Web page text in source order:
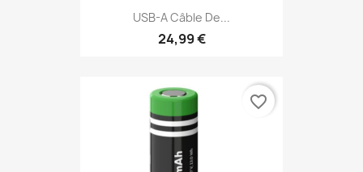
USB-A Câble De...
24,99 €
favorite_border